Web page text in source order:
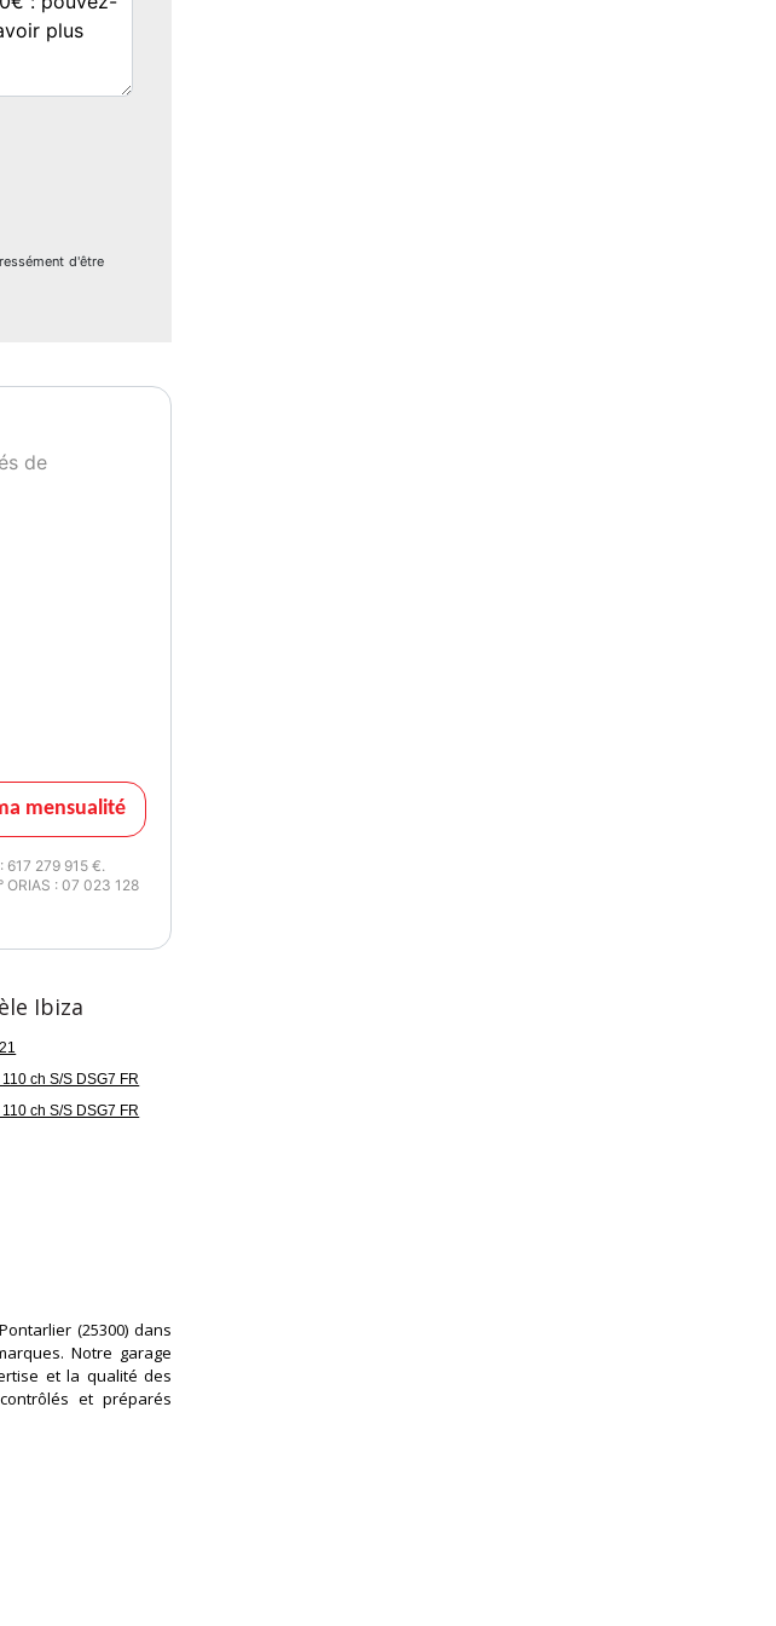
d'être
de
mensualité
279 915 €.
ORIAS : 07 023 128
Ibiza
ch S/S DSG7 FR
ch S/S DSG7 FR
(25300) dans
Notre garage
et la qualité des
et préparés